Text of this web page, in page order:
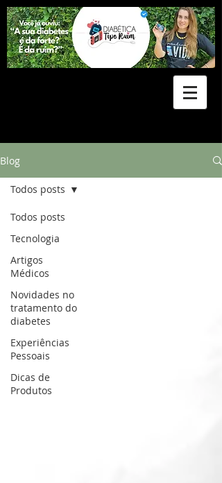
Blog
Todos posts
Tecnologia
Artigos
Médicos
Novidades no
tratamento do
diabetes
Experiências
Pessoais
Dicas de
Produtos
Todos posts